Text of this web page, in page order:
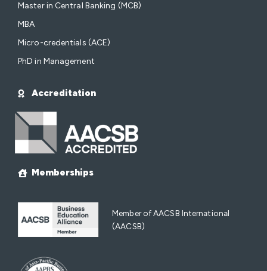
Master in Central Banking (MCB)
MBA
Micro-credentials (ACE)
PhD in Management
Accreditation
Memberships
Member of AACSB International
(AACSB)